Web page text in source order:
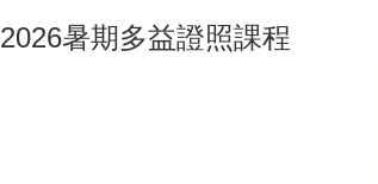
2026暑期多益證照課程